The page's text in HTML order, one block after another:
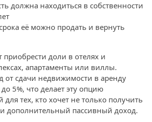
должна находиться в собственности
её можно продать и вернуть
приобрести доли в отелях и
апартаменты или виллы.
от сдачи недвижимости в аренду
до 5%, что делает эту опцию
для тех, кто хочет не только получить
дополнительный пассивный доход.